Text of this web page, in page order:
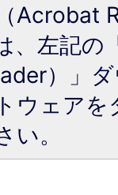
Acrobat
、左記の
）」
ウェア
。